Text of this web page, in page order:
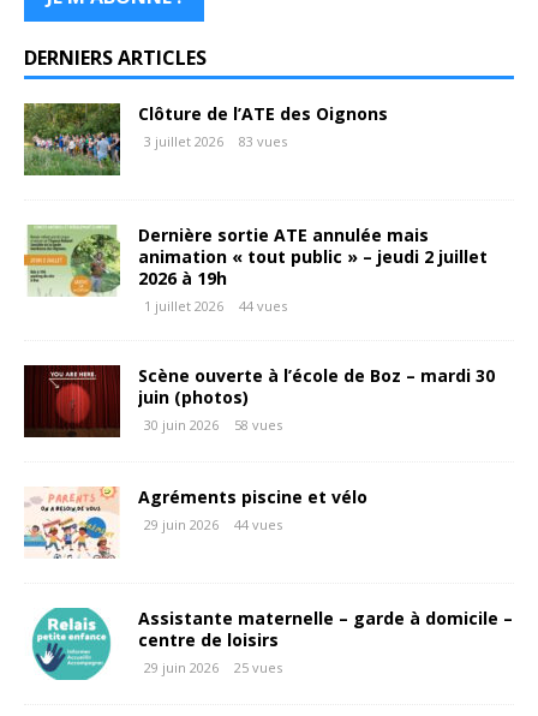
DERNIERS ARTICLES
Clôture de l’ATE des Oignons
3 juillet 2026 83 vues
Dernière sortie ATE annulée mais
animation « tout public » – jeudi 2 juillet
2026 à 19h
1 juillet 2026 44 vues
Scène ouverte à l’école de Boz – mardi 30
juin (photos)
30 juin 2026 58 vues
Agréments piscine et vélo
29 juin 2026 44 vues
Assistante maternelle – garde à domicile –
centre de loisirs
29 juin 2026 25 vues